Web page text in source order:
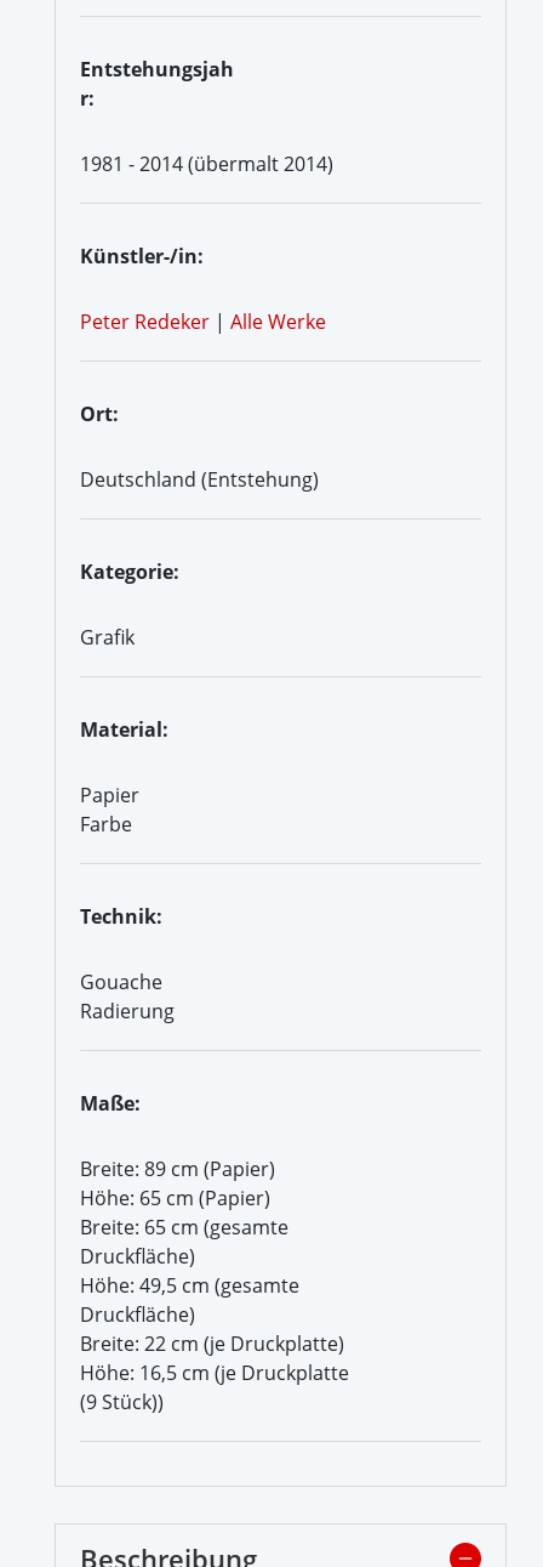
Entstehungsjah
r:
1981 - 2014 (übermalt 2014)
Künstler-/in:
Peter Redeker | Alle Werke
Ort:
Deutschland (Entstehung)
Kategorie:
Grafik
Material:
Papier
Farbe
Technik:
Gouache
Radierung
Maße:
Breite: 89 cm (Papier)
Höhe: 65 cm (Papier)
Breite: 65 cm (gesamte
Druckfläche)
Höhe: 49,5 cm (gesamte
Druckfläche)
Breite: 22 cm (je Druckplatte)
Höhe: 16,5 cm (je Druckplatte
(9 Stück))
Beschreibung